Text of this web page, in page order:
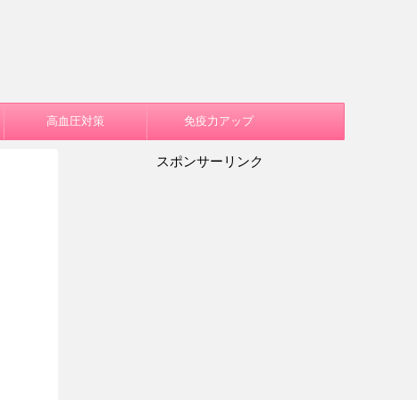
高血圧対策 免疫力アップ
スポンサーリンク